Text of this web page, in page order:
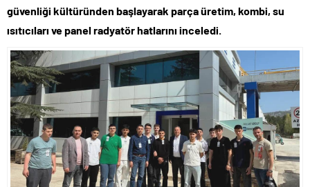
Destek
Başkan Denizli’den Çeşme’nin Yerel Değerlerine Tarımsal
Destek
Sığacık’tan güçlü mesaj: “Deniz bizim, Sığacık hepimizin”
Maltepe’de çocuklar kitapların renkli dünyasında buluştu
güvenliği kültüründen başlayarak parça üretim, kombi, su
ısıtıcıları ve panel radyatör hatlarını inceledi.